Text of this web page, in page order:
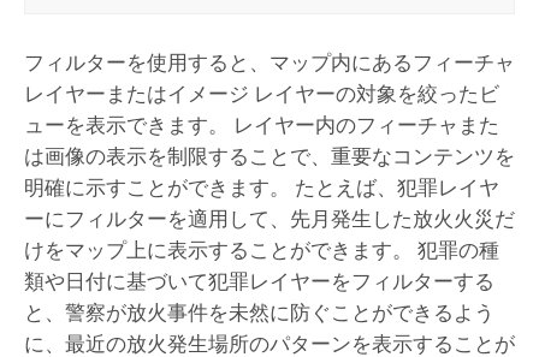
フィルターを使用すると、マップ内にあるフィーチャ
レイヤーまたはイメージ レイヤーの対象を絞ったビ
ューを表示できます。 レイヤー内のフィーチャまた
は画像の表示を制限することで、重要なコンテンツを
明確に示すことができます。 たとえば、犯罪レイヤ
ーにフィルターを適用して、先月発生した放火火災だ
けをマップ上に表示することができます。 犯罪の種
類や日付に基づいて犯罪レイヤーをフィルターする
と、警察が放火事件を未然に防ぐことができるよう
に、最近の放火発生場所のパターンを表示することが